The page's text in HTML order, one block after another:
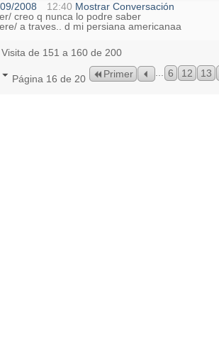
2008 12:40 Mostrar Conversación
creo q nunca lo podre saber
a traves.. d mi persiana americanaa
de 151 a 160 de 200
Página 16 de 20 Primer 6 12 13